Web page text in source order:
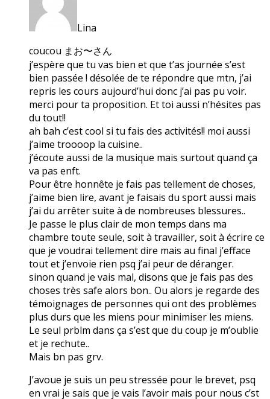
Lina
coucou まお〜さん
j’espère que tu vas bien et que t’as journée s’est
bien passée ! désolée de te répondre que mtn, j’ai
repris les cours aujourd’hui donc j’ai pas pu voir.
merci pour ta proposition. Et toi aussi n’hésites pas
du tout!!
ah bah c’est cool si tu fais des activités!! moi aussi
j’aime troooop la cuisine..
j’écoute aussi de la musique mais surtout quand ça
va pas enft.
Pour être honnête je fais pas tellement de choses,
j’aime bien lire, avant je faisais du sport aussi mais
j’ai du arrêter suite à de nombreuses blessures..
Je passe le plus clair de mon temps dans ma
chambre toute seule, soit à travailler, soit à écrire ce
que je voudrai tellement dire mais au final j’efface
tout et j’envoie rien psq j’ai peur de déranger.
sinon quand je vais mal, disons que je fais pas des
choses très safe alors bon.. Ou alors je regarde des
témoignages de personnes qui ont des problèmes
plus durs que les miens pour minimiser les miens.
Le seul prblm dans ça s’est que du coup je m’oublie
et je rechute..
Mais bn pas grv.
J’avoue je suis un peu stressée pour le brevet, psq
en vrai je sais que je vais l’avoir mais pour nous c’st